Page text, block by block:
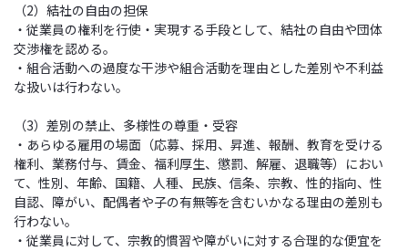
（2）結社の自由の担保
・従業員の権利を行使・実現する手段として、結社の自由や団体
交渉権を認める。
・組合活動への過度な干渉や組合活動を理由とした差別や不利益
な扱いは行わない。
（3）差別の禁止、多様性の尊重・受容
・あらゆる雇用の場面（応募、採用、昇進、報酬、教育を受ける
権利、業務付与、賃金、福利厚生、懲罰、解雇、退職等）におい
て、性別、年齢、国籍、人種、民族、信条、宗教、性的指向、性
自認、障がい、配偶者や子の有無等を含むいかなる理由の差別も
行わない。
・従業員に対して、宗教的慣習や障がいに対する合理的な便宜を